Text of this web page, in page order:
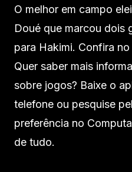
O melhor em campo
Doué que marcou dois
para Hakimi. Confira
Quer saber mais
sobre jogos? Baixe o
telefone ou pesquise
preferência no
de tudo.